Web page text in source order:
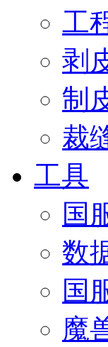
工
剥
制
裁
工具
国
数
国
魔